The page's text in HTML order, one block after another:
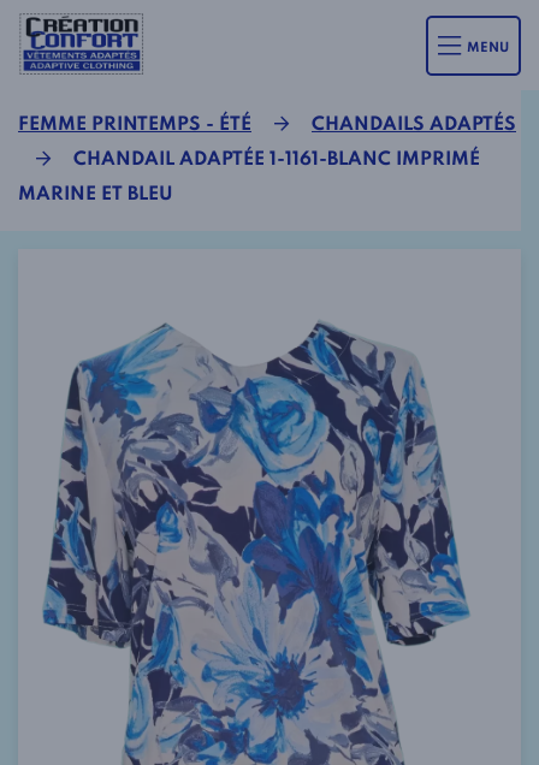
MENU
FEMME PRINTEMPS - ÉTÉ
CHANDAILS ADAPTÉS
CHANDAIL ADAPTÉE 1-1161-BLANC IMPRIMÉ
MARINE ET BLEU